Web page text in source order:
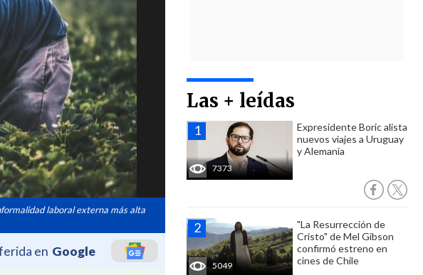
laboral externa más alta
en Google
Las + leídas
7373
Expresidente Boric alista
nuevos viajes a Uruguay
y Alemania
5049
"La Resurrección de
Cristo" de Mel Gibson
confirmó estreno en
cines de Chile